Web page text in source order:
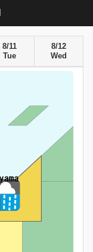
8/11
Tue
8/12
Wed